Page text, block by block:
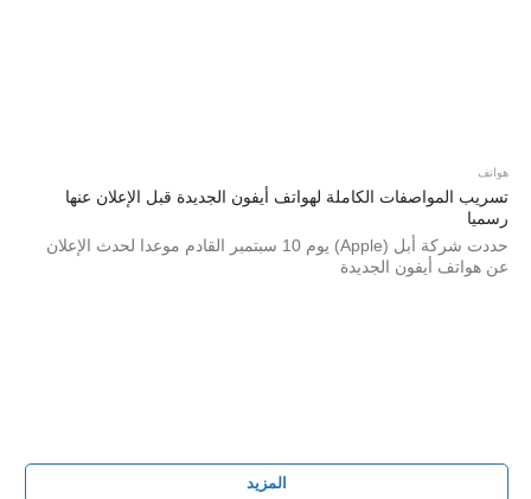
هواتف
تسريب المواصفات الكاملة لهواتف أيفون الجديدة قبل الإعلان عنها
رسميا
حددت شركة أبل (Apple) يوم 10 سبتمبر القادم موعدا لحدث الإعلان
عن هواتف أيفون الجديدة
المزيد